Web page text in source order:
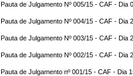
Pauta de Julgamento Nº 005/15 - CAF - Dia
Pauta de Julgamento Nº 004/15 - CAF - Dia
Pauta de Julgamento Nº 003/15 - CAF - Dia
Pauta de Julgamento Nº 002/15 - CAF - Dia
Pauta de Julgamento nº 001/15 - CAF - Dia